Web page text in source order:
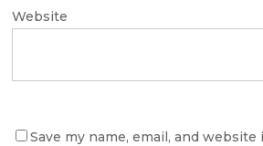
Website
Save my name, email, and